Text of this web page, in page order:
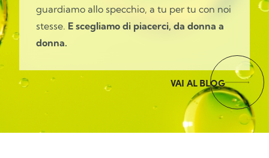
guardiamo allo specchio, a tu per tu con noi
stesse. E scegliamo di piacerci, da donna a
donna.
VAI AL BLOG